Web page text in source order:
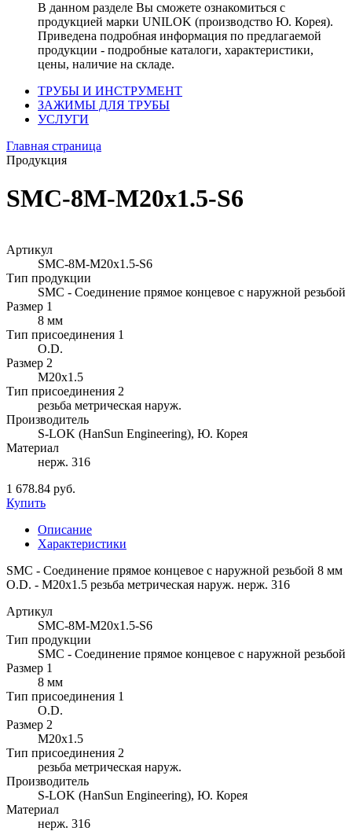
В данном разделе Вы сможете ознакомиться с
продукцией марки UNILOK (производство Ю. Корея).
Приведена подробная информация по предлагаемой
продукции - подробные каталоги, характеристики,
цены, наличие на складе.
ТРУБЫ И ИНСТРУМЕНТ
ЗАЖИМЫ ДЛЯ ТРУБЫ
УСЛУГИ
Главная страница
Продукция
SMC-8M-M20x1.5-S6
Артикул
SMC-8M-M20x1.5-S6
Тип продукции
SMC - Соединение прямое концевое с наружной резьбой
Размер 1
8 мм
Тип присоединения 1
O.D.
Размер 2
M20x1.5
Тип присоединения 2
резьба метрическая наруж.
Производитель
S-LOK (HanSun Engineering), Ю. Корея
Материал
нерж. 316
1 678.84 руб.
Купить
Описание
Характеристики
SMC - Соединение прямое концевое с наружной резьбой 8 мм
O.D. - M20x1.5 резьба метрическая наруж. нерж. 316
Артикул
SMC-8M-M20x1.5-S6
Тип продукции
SMC - Соединение прямое концевое с наружной резьбой
Размер 1
8 мм
Тип присоединения 1
O.D.
Размер 2
M20x1.5
Тип присоединения 2
резьба метрическая наруж.
Производитель
S-LOK (HanSun Engineering), Ю. Корея
Материал
нерж. 316